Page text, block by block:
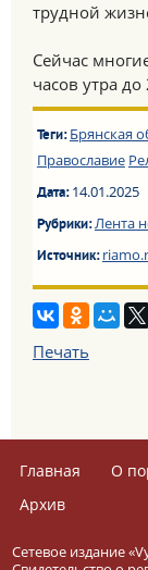
трудной
Сейчас
часов утра
Теги: Брянская
Православие
Дата:14.01.2025
Рубрики:Лента
Источник:
Печать
Главная О
Архив
Сетевое издание